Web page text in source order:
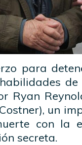
para
Ryan
un
con la
secreta.